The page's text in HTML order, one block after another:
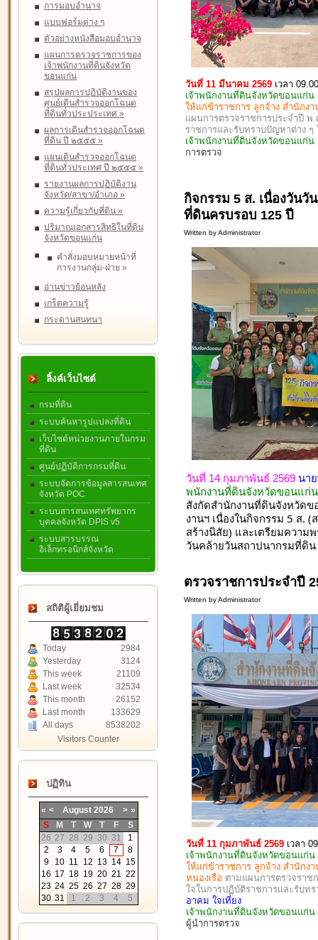
การมอบอำนาจ
แบบฟอร์มต่าง ๆ
ตัวอย่างหนังสือมอบอำนาจ
แผนการตรวจราชการของ
เจ้าพนักงานที่ดินจังหวัด
ขอนแก่น
สรุปผลการปฏิบัติงานของ
ศูนย์เดินสำรวจออกโฉนด
ที่ดินทั่วประประเทศ »
ผลการเดินสำรวจออกโฉนด
ที่ดิน ปี ๒๕๕๕ »
แผนเดินสำรวจออกโฉนด
ที่ดินทั่วประเทศ ปี ๒๕๕๕ »
รายงานผลการปฏิบัติงาน
จังหวัด/สาขา/อำเภอ »
ความรู้เกี่ยวกับที่ดิน »
ปริมาณเอกสารสิทธิในที่ดิน
จังหวัดขอนแก่น
คำสั่งมอบหมายหน้าที่
การงานกลุ่ม-ฝ่าย »
อ่านข่าวย้อนหลัง
เกร็ดความรู้
กระดานสนทนา
ลิ้งค์เว็บไซต์
กรมที่ดิน
ระบบค้นหารูปแปลงที่ดิน
เว็บไซต์หน่วยงานภายในกรม
ที่ดิน
ศูนย์ปฏิบัติการกรมที่ดิน
ระบบจัดการข้อมูลสารสนเทศ
จังหวัด POC
ระบบสารสนเทศทรัพยากร
บุคคลจังหวัด DPIS v5
ระบบสารบรรณ
อิเล็กทรอนิกส์จังหวัด
สถิติผู้เยี่ยมชม
Today
2984
Yesterday
3124
This week
21109
Last week
32534
This month
26152
Last month
133629
All days
8538202
Visitors Counter
ปฏิทิน
« < August 2026 > »
S
M T W T F
S
26 27 28 29 30 31
1
2
3 4 5 6 7
8
9
10 11 12 13 14 15
16 17 18 19 20 21 22
23 24 25 26 27 28 29
30 31 1 2 3 4 5
วันที่ 11 มีนาคม 2569 เวลา
เจ้าพนักงานที่ดินจังหวัดขอนแก่น
ให้แก่ข้าราชการ ลูกจ้าง สำนัก
แผนการตรวจราชการประจำปี พ
ราชการและรับทราบปัญหาต่าง ๆ
เจ้าพนักงานที่ดินจังหวัดขอนแก่
การตรวจ
กิจกรรม 5 ส. เนื่องวัน
ที่ดินครบรอบ 125 ปี
Written by Administrator
วันที่ 14 กุมภาพันธ์ 2569 นา
พนักงานที่ดินจังหวัดขอนแก่น
สังกัดสำนักงานที่ดินจังหวัด
งานฯ เนื่องในกิจกรรม 5 ส.
สร้างนิสัย) และเตรียมความ
วันคล้ายวันสถาปนากรมที่ดิ
ตรวจราชการประจำปี
Written by Administrator
วันที่ 11 กุมภาพันธ์ 2569 เวลา
เจ้าพนักงานที่ดินจังหวัดขอนแก่น
ให้แก่ข้าราชการ ลูกจ้าง สำนัก
หนองเรือ ตามแผนการตรวจราช
ใจในการปฏิบัติราชการและรับท
อาคม ใจเที่ยง
เจ้าพนักงานที่ดินจังหวัดขอนแก่น
ผู้นำการตรวจ